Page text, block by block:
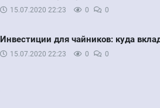
15.07.2020 22:23 0 0
Инвестиции для чайников: куда
15.07.2020 22:23 0 0